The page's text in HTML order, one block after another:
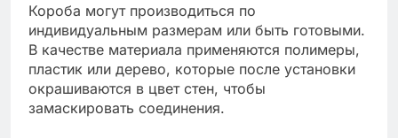
Короба могут производиться по
индивидуальным размерам или быть готовыми.
В качестве материала применяются полимеры,
пластик или дерево, которые после установки
окрашиваются в цвет стен, чтобы
замаскировать соединения.